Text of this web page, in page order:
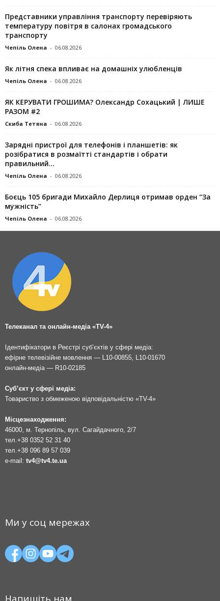
Представники управління транспорту перевіряють
температуру повітря в салонах громадського
транспорту
Чепіль Олена - 06.08.2026
Як літня спека впливає на домашніх улюбленців
Чепіль Олена - 06.08.2026
ЯК КЕРУВАТИ ГРОШИМА? Олександр Сохацький | ЛИШЕ
РАЗОМ #2
Скиба Тетяна - 06.08.2026
Зарядні пристрої для телефонів і планшетів: як
розібратися в розмаїтті стандартів і обрати
правильний...
Чепіль Олена - 06.08.2026
Боєць 105 бригади Михайло Дерлиця отримав орден “За
мужність”
Чепіль Олена - 06.08.2026
Телеканал та онлайн-медіа «TV-4»
Ідентифікатори в Реєстрі суб’єктів у сфері медіа:
ефірне телевізійне мовлення — L10-00855, L10-01670
онлайн-медіа — R10-02185
Суб’єкт у сфері медіа:
Товариство з обмеженою відповідальністю «TV-4»
Місцезнаходження:
46000, м. Тернопіль, вул. Сагайдачного, 2/7
тел. +38 0352 52 31 40
тел. +38 096 89 57 039
e-mail: tv4@tv4.te.ua
Ми у соц мережах
Напишіть нам